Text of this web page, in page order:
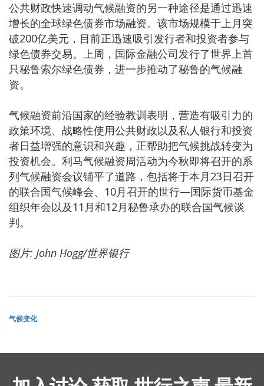
公共财政快速调动气候融资的另一种途径是通过迅速
增长的全球绿色债券市场融资。该市场规模于上月突
破200亿美元，目前正迅速吸引发行者和投资者参与
绿色债券交易。上周，国际金融公司发行了世界上首
只秘鲁索尔绿色债券，进一步推动了秘鲁的气候融
资。
气候融资前沿国家的经验教训表明，营造有吸引力的
政策环境、战略性使用公共财政以及私人银行和投资
者日益增强的意识和兴趣，正帮助把气候挑战转变为
投资机会。利马气候融资周活动为今秋即将召开的系
列气候融资会议铺平了道路，包括将于本月23日召开
的联合国气候峰会、10月召开的世行—国际货币基金
组织年会以及11月和12月秘鲁承办的联合国气候谈
判。
图片: John Hogg/世界银行
气候变化